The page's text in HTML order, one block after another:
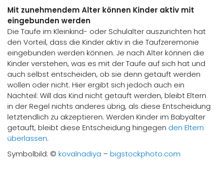
Mit zunehmendem Alter können Kinder aktiv mit
eingebunden werden
Die Taufe im Kleinkind- oder Schulalter auszurichten hat
den Vorteil, dass die Kinder aktiv in die Taufzeremonie
eingebunden werden können. Je nach Alter können die
Kinder verstehen, was es mit der Taufe auf sich hat und
auch selbst entscheiden, ob sie denn getauft werden
wollen oder nicht. Hier ergibt sich jedoch auch ein
Nachteil: Will das Kind nicht getauft werden, bleibt Eltern
in der Regel nichts anderes übrig, als diese Entscheidung
letztendlich zu akzeptieren. Werden Kinder im Babyalter
getauft, bleibt diese Entscheidung hingegen den Eltern
überlassen.
Symbolbild: © kovalnadiya – bigstockphoto.com